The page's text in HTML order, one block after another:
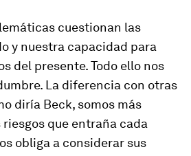
cuestionan las
y nuestra capacidad para
del presente. Todo ello nos
La diferencia con otras
diría Beck, somos más
que entraña cada
obliga a considerar sus